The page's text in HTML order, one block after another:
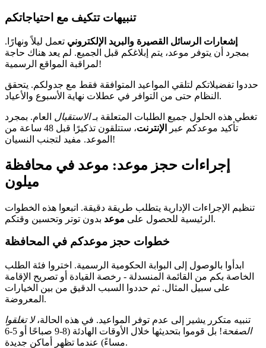
تنبيهات تتكيف مع احتياجاتكم
إشعارات الرسائل القصيرة والبريد الإلكتروني تعمل ليلاً ونهارًا.
بمجرد أن يتوفر موعد، يتم إبلاغكم قبل الجميع. لم يعد هناك حاجة
لمراقبة المواقع الرسمية!
حددوا تفضيلاتكم لتلقي المواعيد المتوافقة فقط مع جدولكم. يتحقق
النظام حتى من التوافر في عطلات نهاية الأسبوع والأعياد.
تغطي هذه الحلول جميع الطلبات المتعلقة بـالاستقبال العام. بمجرد
تأكيد موعدكم عبر
الإنترنت
، ستتلقون تذكيرًا قبل 48 ساعة من
الموعد. مفيد لتجنب النسيان!
إجراءات حجز موعد: موعد في محافظة
ميلون
تنظيم الإجراءات الإدارية يتطلب طريقة دقيقة. اتبعوا هذه الخطوات
الرئيسية للحصول على موعد بدون توتر وتحسين وقتكم.
خطوات حجز موعدكم في المحافظة
ابدأوا بالوصول إلى البوابة الحكومية الرسمية. اختروا فئة الطلب
الخاصة بكم من القائمة المنسدلة - رخصة القيادة أو تصريح الإقامة
على سبيل المثال. ثم حددوا السبب الدقيق من بين الخيارات
المعروضة.
تنبيه متكرر يشير إلى عدم توفر المواعيد. في هذه الحالة،لا تغلقوا
الصفحة
! بل قوموا بتحديثها خلال الأوقات الهادئة (8-9 صباحًا أو 5-6
مساءً) عندما تظهر أماكن جديدة.